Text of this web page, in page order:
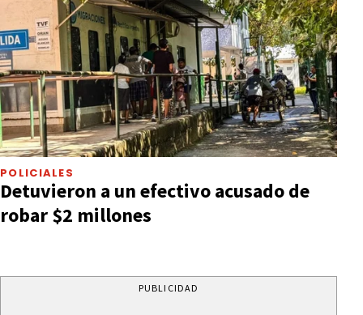
POLICIALES
Detuvieron a un efectivo acusado de
robar $2 millones
PUBLICIDAD